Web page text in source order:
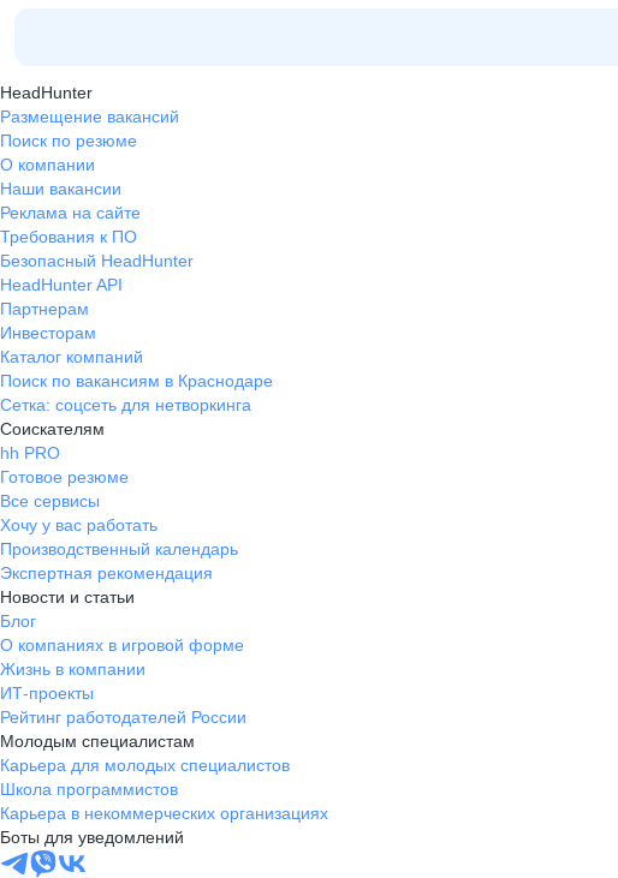
HeadHunter
Размещение вакансий
Поиск по резюме
О компании
Наши вакансии
Реклама на сайте
Требования к ПО
Безопасный HeadHunter
HeadHunter API
Партнерам
Инвесторам
Каталог компаний
Поиск по вакансиям в Краснодаре
Сетка: соцсеть для нетворкинга
Соискателям
hh PRO
Готовое резюме
Все сервисы
Хочу у вас работать
Производственный календарь
Экспертная рекомендация
Новости и статьи
Блог
О компаниях в игровой форме
Жизнь в компании
ИТ-проекты
Рейтинг работодателей России
Молодым специалистам
Карьера для молодых специалистов
Школа программистов
Карьера в некоммерческих организациях
Боты для уведомлений